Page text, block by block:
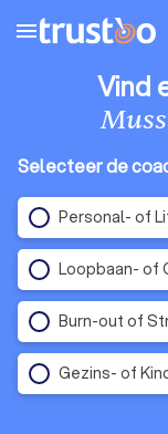
menu
Vind
Selecteer de
Personal- of
Loopbaan- of
Burn-out of
Gezins- of